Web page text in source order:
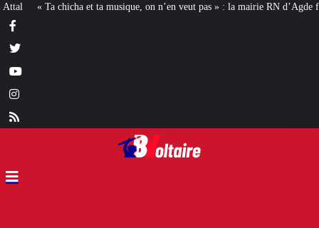
n’en veut pas » : la mairie RN d’Agde face à la meute « antiraciste » La